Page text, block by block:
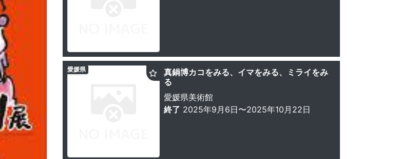
真鍋博カコをみる、イマをみる、ミライをみ
る
愛媛県美術館
終了 2025年9月6日〜2025年10月22日
愛媛県